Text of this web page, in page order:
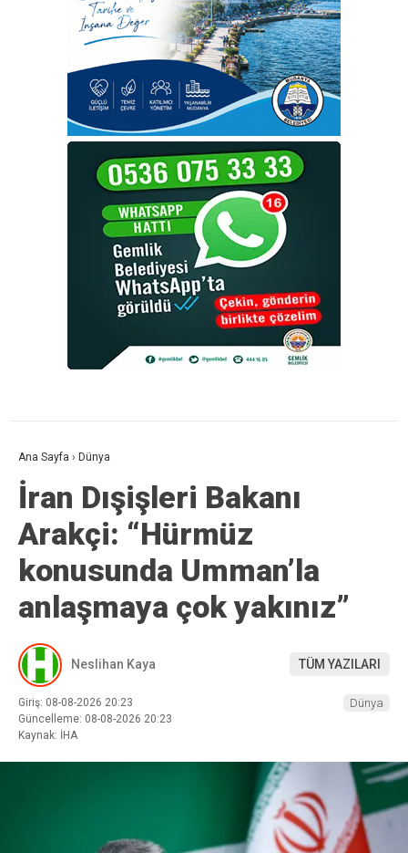
Ana Sayfa › Dünya
İran Dışişleri Bakanı
Arakçi: “Hürmüz
konusunda Umman’la
anlaşmaya çok yakınız”
Neslihan Kaya TÜM YAZILARI
Giriş: 08-08-2026 20:23
Güncelleme: 08-08-2026 20:23
Kaynak: İHA
Dünya